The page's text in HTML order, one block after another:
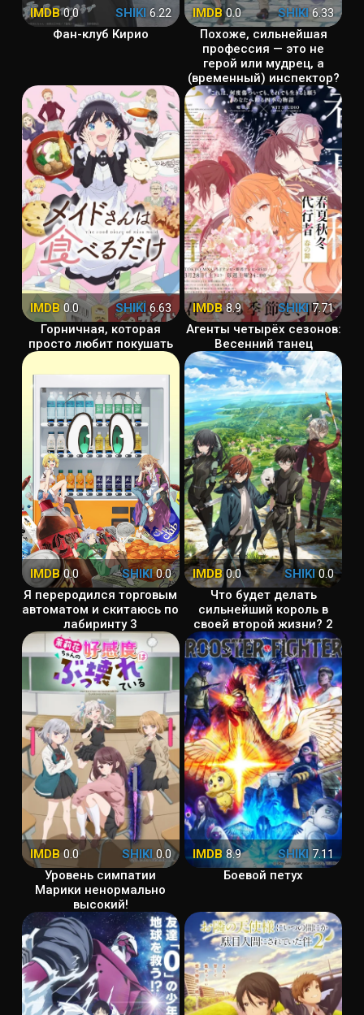
IMDB0.0 SHIKI 6.22
Фан-клуб Кирио
IMDB0.0 SHIKI 6.33
Похоже, сильнейшая
профессия — это не
герой или мудрец, а
(временный) инспектор?
IMDB 0.0 SHIKI6.63
Горничная, которая
просто любит покушать
IMDB8.9 SHIKI7.71
Агенты четырёх сезонов:
Весенний танец
IMDB0.0 SHIKI0.0
Я переродился торговым
автоматом и скитаюсь по
лабиринту 3
IMDB0.0 SHIKI 0.0
Что будет делать
сильнейший король в
своей второй жизни? 2
IMDB0.0 SHIKI0.0
Уровень симпатии
Марики ненормально
высокий!
IMDB8.9 SHIKI7.11
Боевой петух